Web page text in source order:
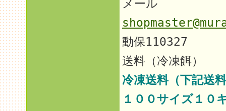
メール
動保110327
送料（冷凍餌）
冷凍送料（下記送
１００サイズ１０